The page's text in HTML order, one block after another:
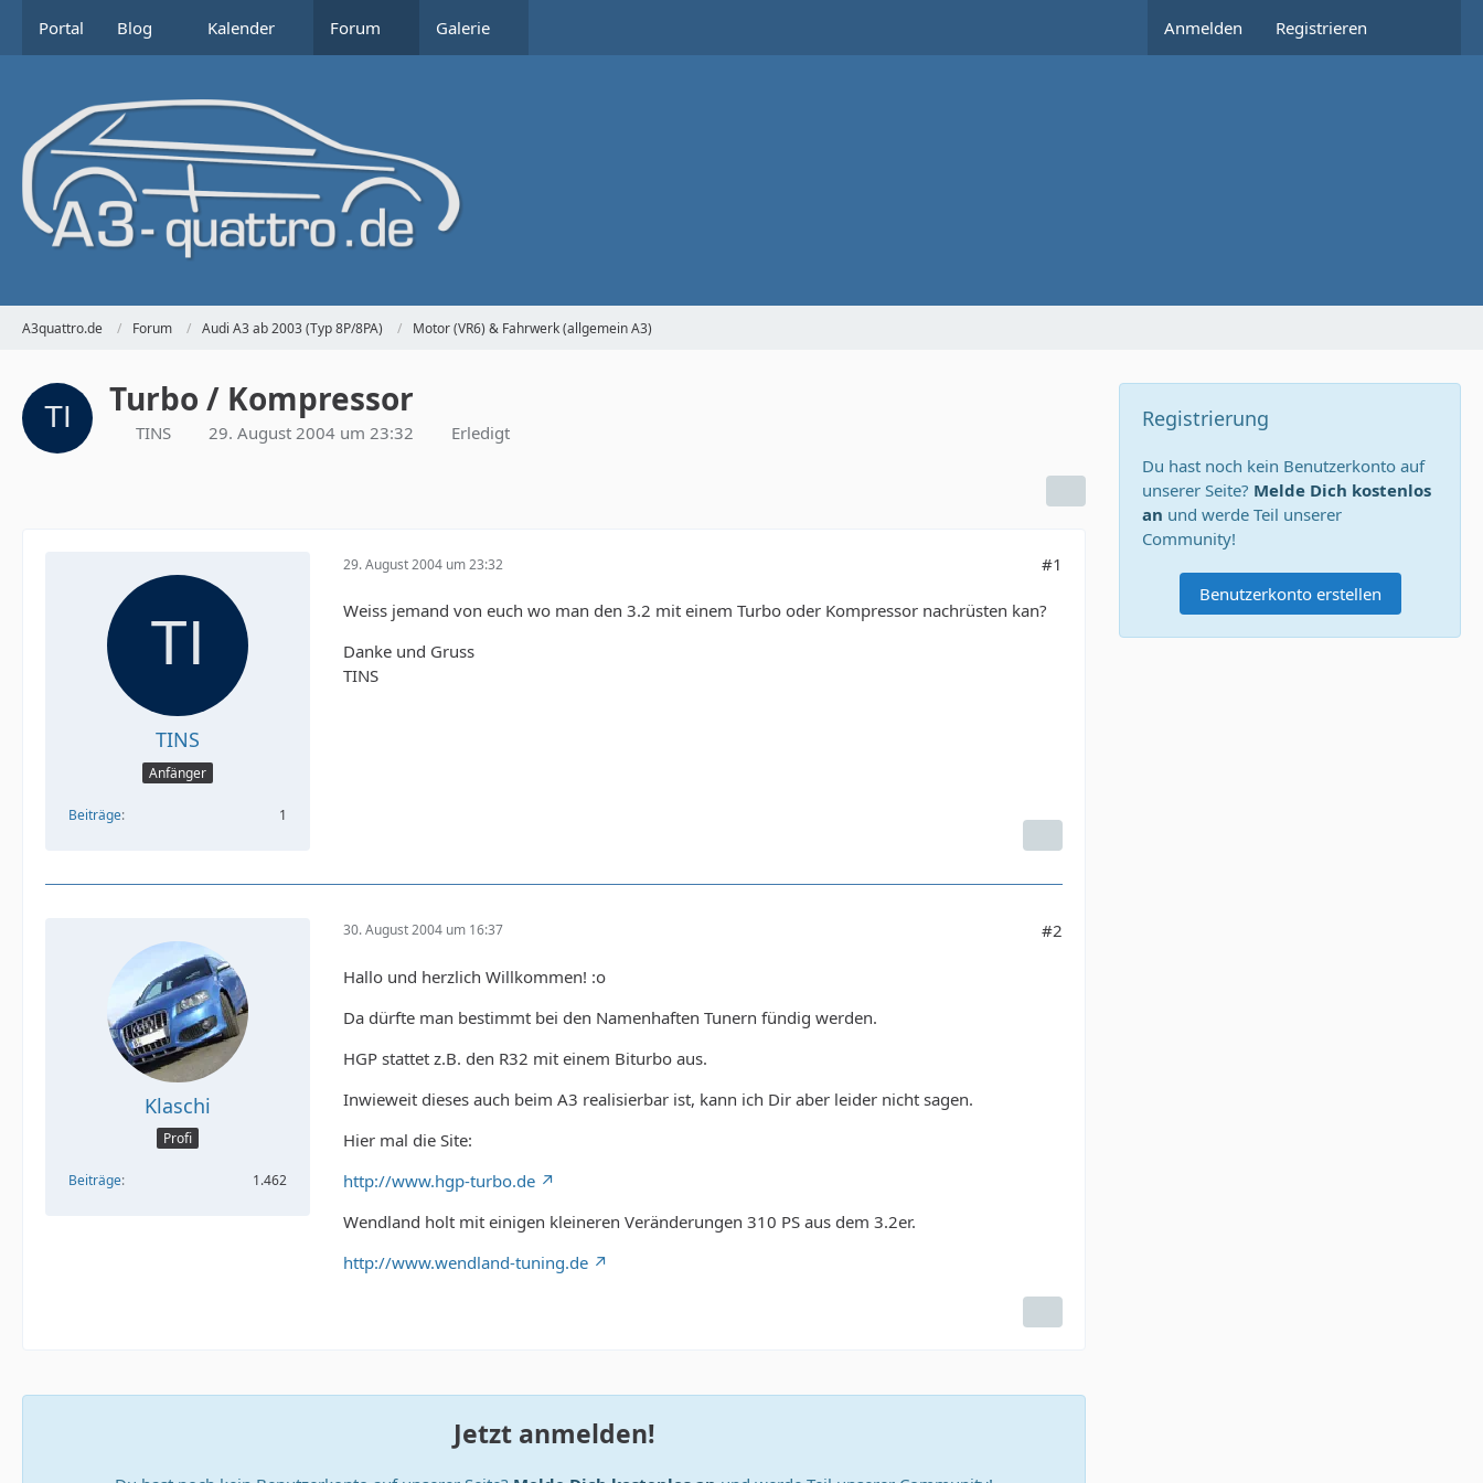
Portal Blog Kalender Forum Galerie Anmelden Registrieren
A3quattro.de Forum Audi A3 ab 2003 (Typ 8P/8PA) Motor (VR6) & Fahrwerk (allgemein A3)
Turbo / Kompressor
TINS 29. August 2004 um 23:32 Erledigt
TINS
Anfänger
Beiträge 1
29. August 2004 um 23:32 #1
Weiss jemand von euch wo man den 3.2 mit einem Turbo oder Kompressor nachrüsten kan?
Danke und Gruss
TINS
Klaschi
Profi
Beiträge 1.462
30. August 2004 um 16:37 #2
Hallo und herzlich Willkommen! :o
Da dürfte man bestimmt bei den Namenhaften Tunern fündig werden.
HGP stattet z.B. den R32 mit einem Biturbo aus.
Inwieweit dieses auch beim A3 realisierbar ist, kann ich Dir aber leider nicht sagen.
Hier mal die Site:
http://www.hgp-turbo.de
Wendland holt mit einigen kleineren Veränderungen 310 PS aus dem 3.2er.
http://www.wendland-tuning.de
Jetzt anmelden!
Registrierung
Du hast noch kein Benutzerkonto auf
unserer Seite? Melde Dich kostenlos
an und werde Teil unserer
Community!
Benutzerkonto erstellen